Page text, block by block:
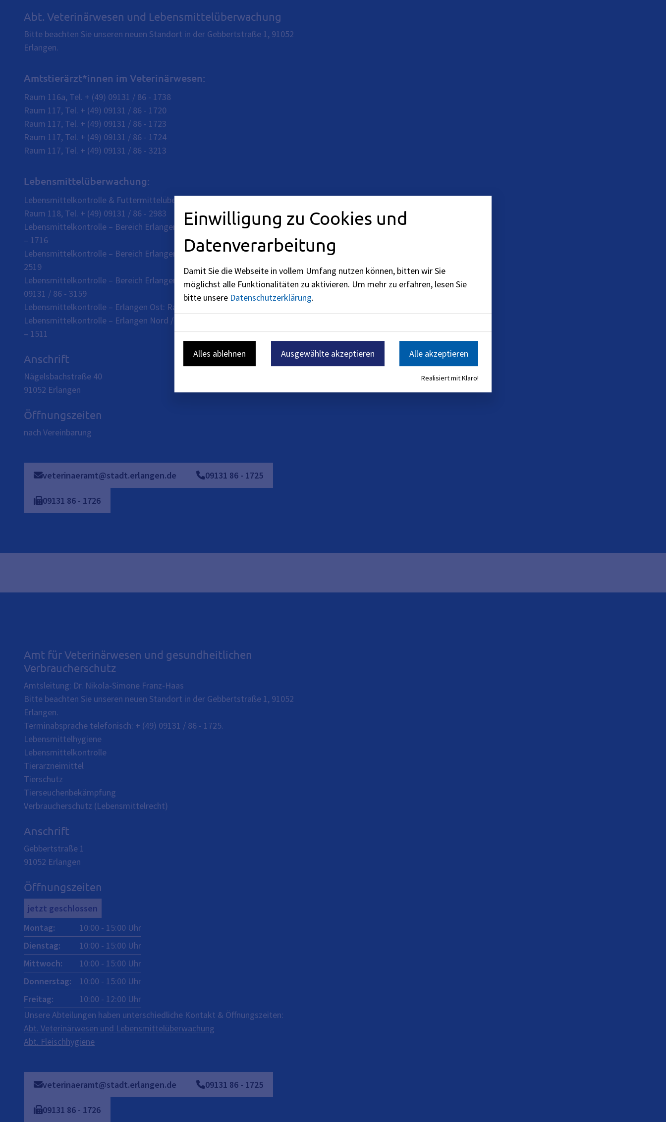
Abt. Veterinärwesen und Lebensmittelüberwachung
Bitte beachten Sie unseren neuen Standort in der Gebbertstraße 1, 91052
Erlangen.
Amtstierärzt*innen im Veterinärwesen:
Raum 116a, Tel. + (49) 09131 / 86 - 1738
Raum 117, Tel. + (49) 09131 / 86 - 1720
Raum 117, Tel. + (49) 09131 / 86 - 1723
Raum 117, Tel. + (49) 09131 / 86 - 1724
Raum 117, Tel. + (49) 09131 / 86 - 3213
Lebensmittelüberwachung:
Lebensmittelkontrolle & Futtermittelüberwachung – Bereich Erlangen Süd / Ost:
Raum 118, Tel. + (49) 09131 / 86 - 2983
Lebensmittelkontrolle – Bereich Erlangen West: Raum 118, Tel. + (49) 09131 / 86
– 1716
Lebensmittelkontrolle – Bereich Erlangen: Raum 118, Tel. + (49) 09131 / 86 –
2519
Lebensmittelkontrolle – Bereich Erlangen Süd / West: Raum 118, Tel. + (49)
09131 / 86 - 3159
Lebensmittelkontrolle – Erlangen Ost: Raum 118, Tel. + (49) 09131 / 86 - 2846
Lebensmittelkontrolle – Erlangen Nord / West: Raum 118, Tel. + (49) 09131 / 86
– 1511
Anschrift
Nägelsbachstraße 40
91052 Erlangen
Öffnungszeiten
nach Vereinbarung
veterinaeramt@stadt.erlangen.de 09131 86 - 1725
09131 86 - 1726
Amt für Veterinärwesen und gesundheitlichen
Verbraucherschutz
Amtsleitung: Dr. Nikola-Simone Franz-Haas
Bitte beachten Sie unseren neuen Standort in der Gebbertstraße 1, 91052
Erlangen.
Terminabsprache telefonisch: + (49) 09131 / 86 - 1725.
Lebensmittelhygiene
Lebensmittelkontrolle
Tierarzneimittel
Tierschutz
Tierseuchenbekämpfung
Verbraucherschutz (Lebensmittelrecht)
Anschrift
Gebbertstraße 1
91052 Erlangen
Öffnungszeiten
jetzt geschlossen
Montag: 10:00 - 15:00 Uhr
Dienstag: 10:00 - 15:00 Uhr
Mittwoch: 10:00 - 15:00 Uhr
Donnerstag: 10:00 - 15:00 Uhr
Freitag: 10:00 - 12:00 Uhr
Unsere Abteilungen haben unterschiedliche Kontakt & Öffnungszeiten:
Abt. Veterinärwesen und Lebensmittelüberwachung
Abt. Fleischhygiene
veterinaeramt@stadt.erlangen.de 09131 86 - 1725
09131 86 - 1726
Einwilligung zu Cookies und
Datenverarbeitung
Damit Sie die Webseite in vollem Umfang nutzen können, bitten wir Sie
möglichst alle Funktionalitäten zu aktivieren. Um mehr zu erfahren, lesen Sie
bitte unsere Datenschutzerklärung.
Alles ablehnen Ausgewählte akzeptieren Alle akzeptieren
Realisiert mit Klaro!